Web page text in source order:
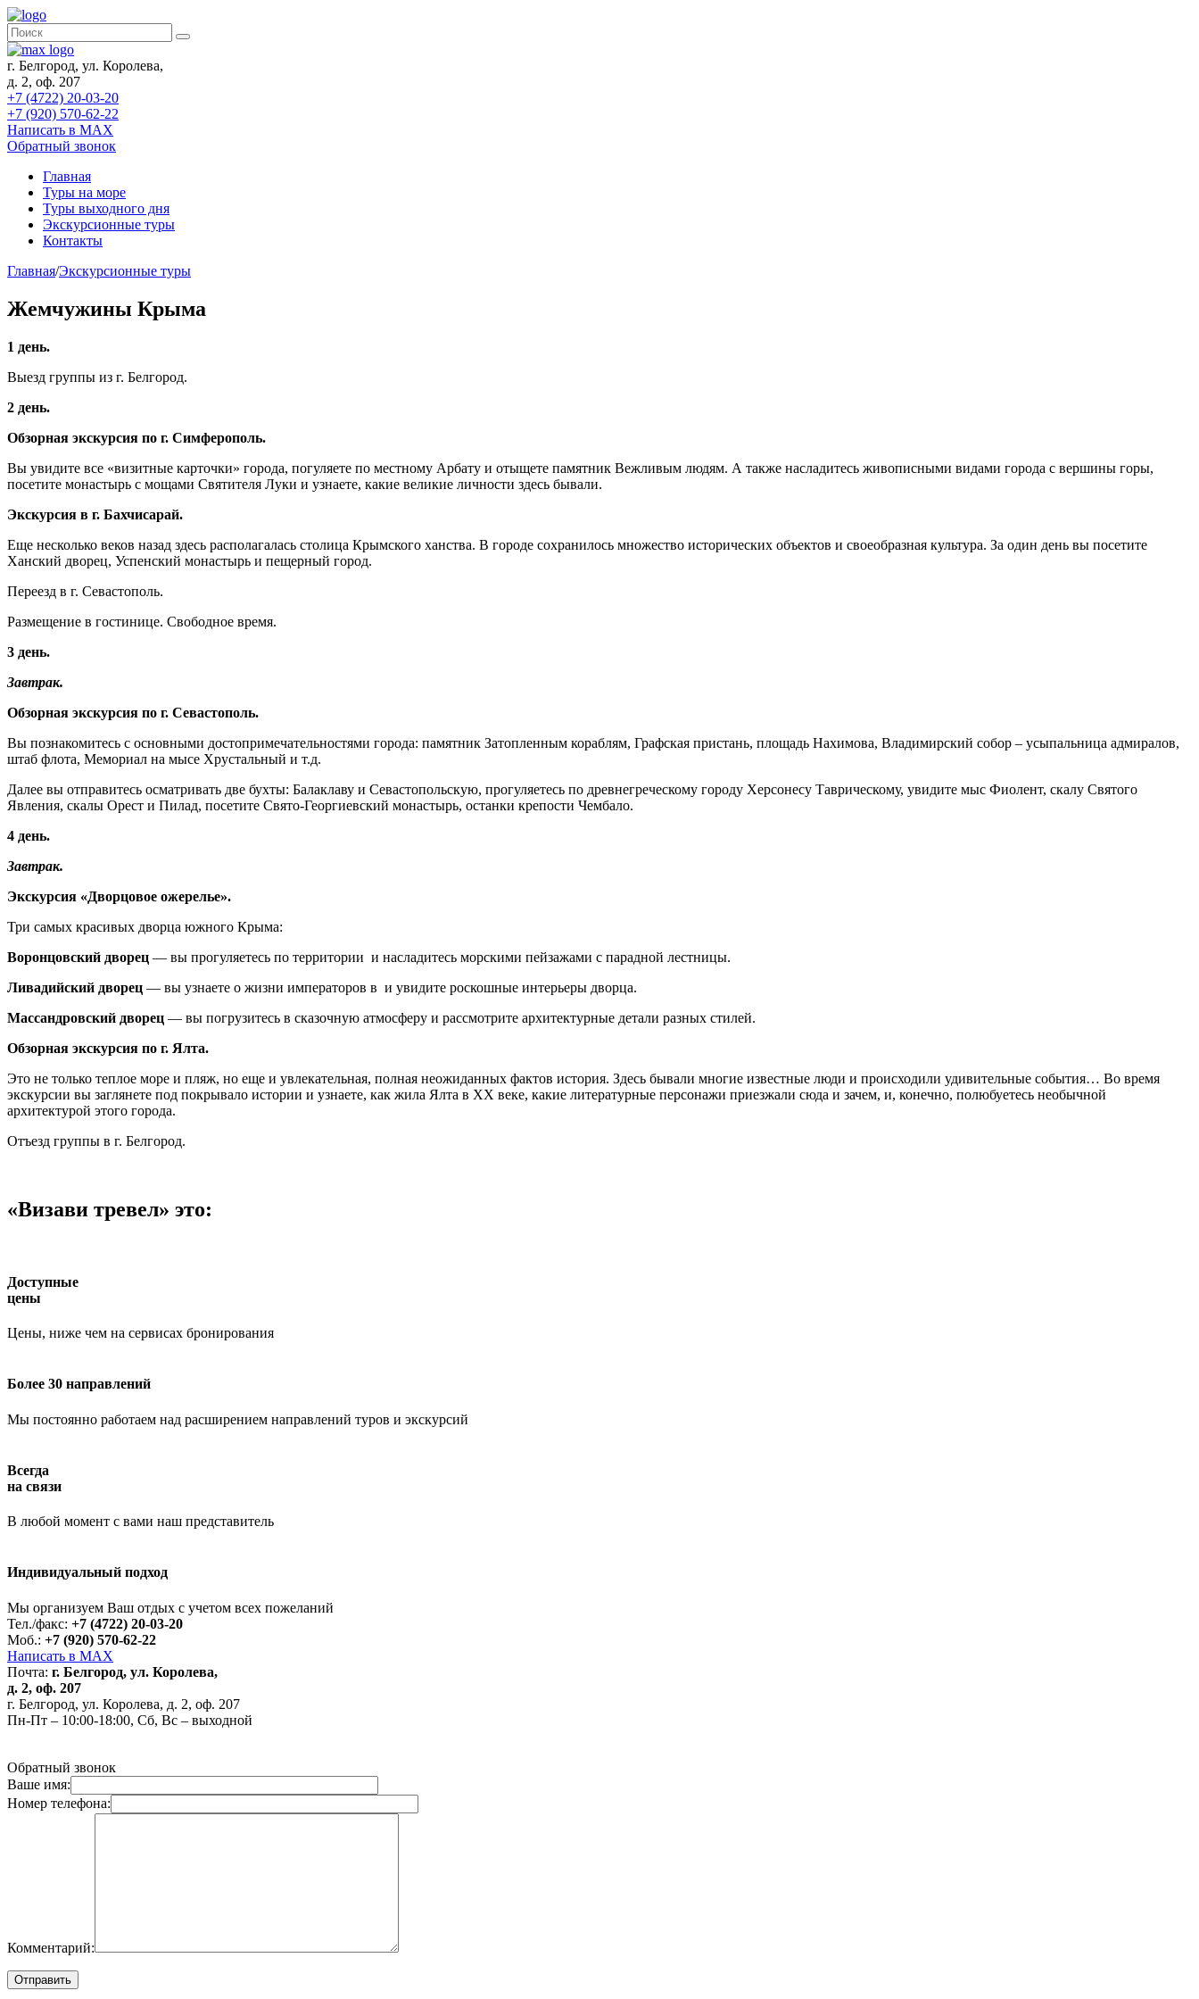
г. Белгород, ул. Королева,
д. 2, оф. 207
+7 (4722) 20-03-20
+7 (920) 570-62-22
Написать в MAX
Обратный звонок
Главная
Туры на море
Туры выходного дня
Экскурсионные туры
Контакты
Главная/Экскурсионные туры
Жемчужины Крыма
1 день.
Выезд группы из г. Белгород.
2 день.
Обзорная экскурсия по г. Симферополь.
Вы увидите все «визитные карточки» города, погуляете по местному Арбату и отыщете памятник Вежливым людям. А также насладитесь живописными видами города с вершины горы,
посетите монастырь с мощами Святителя Луки и узнаете, какие великие личности здесь бывали.
Экскурсия в г. Бахчисарай.
Еще несколько веков назад здесь располагалась столица Крымского ханства. В городе сохранилось множество исторических объектов и своеобразная культура. За один день вы посетите
Ханский дворец, Успенский монастырь и пещерный город.
Переезд в г. Севастополь.
Размещение в гостинице. Свободное время.
3 день.
Завтрак.
Обзорная экскурсия по г. Севастополь.
Вы познакомитесь с основными достопримечательностями города: памятник Затопленным кораблям, Графская пристань, площадь Нахимова, Владимирский собор – усыпальница адмиралов,
штаб флота, Мемориал на мысе Хрустальный и т.д.
Далее вы отправитесь осматривать две бухты: Балаклаву и Севастопольскую, прогуляетесь по древнегреческому городу Херсонесу Таврическому, увидите мыс Фиолент, скалу Святого
Явления, скалы Орест и Пилад, посетите Свято-Георгиевский монастырь, останки крепости Чембало.
4 день.
Завтрак.
Экскурсия «Дворцовое ожерелье».
Три самых красивых дворца южного Крыма:
Воронцовский дворец — вы прогуляетесь по территории и насладитесь морскими пейзажами с парадной лестницы.
Ливадийский дворец — вы узнаете о жизни императоров в и увидите роскошные интерьеры дворца.
Массандровский дворец — вы погрузитесь в сказочную атмосферу и рассмотрите архитектурные детали разных стилей.
Обзорная экскурсия по г. Ялта.
Это не только теплое море и пляж, но еще и увлекательная, полная неожиданных фактов история. Здесь бывали многие известные люди и происходили удивительные события… Во время
экскурсии вы заглянете под покрывало истории и узнаете, как жила Ялта в XX веке, какие литературные персонажи приезжали сюда и зачем, и, конечно, полюбуетесь необычной
архитектурой этого города.
Отъезд группы в г. Белгород.
«Визави тревел» это:
Доступные
цены
Цены, ниже чем на сервисах бронирования
Более 30 направлений
Мы постоянно работаем над расширением направлений туров и экскурсий
Всегда
на связи
В любой момент с вами наш представитель
Индивидуальный подход
Мы организуем Ваш отдых с учетом всех пожеланий
Тел./факс: +7 (4722) 20-03-20
Моб.: +7 (920) 570-62-22
Написать в MAX
Почта: г. Белгород, ул. Королева,
д. 2, оф. 207
г. Белгород, ул. Королева, д. 2, оф. 207
Пн-Пт – 10:00-18:00, Сб, Вс – выходной
Обратный звонок
Ваше имя:
Номер телефона:
Комментарий: